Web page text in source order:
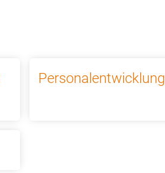
Personalentwicklung